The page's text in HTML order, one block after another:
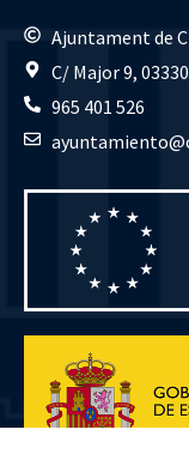
Ajuntament de
C/ Major 9,
965 401 526